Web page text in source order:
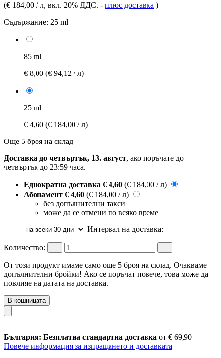
(€ 184,00 / л, вкл. 20% ДДС. - плюс доставка )
Съдържание: 25 ml
85 ml
€ 8,00 (€ 94,12 / л)
25 ml
€ 4,60 (€ 184,00 / л)
Още 5 броя на склад
Доставка до четвъртък, 13. август, ако поръчате до
четвъртък до 23:59 часа.
Еднократна доставка € 4,60 (€ 184,00 / л)
Абонамент € 4,60 (€ 184,00 / л)
без допълнителни такси
може да се отмени по всяко време
Интервал на доставка:
Количество:
От този продукт имаме само още 5 броя на склад. Очакваме
допълнителни бройки! Ако се поръчат повече, това може да
повлияе на датата на доставка.
В кошницата
България: Безплатна стандартна доставка от € 69,90
Повече информация за изпращането и доставката